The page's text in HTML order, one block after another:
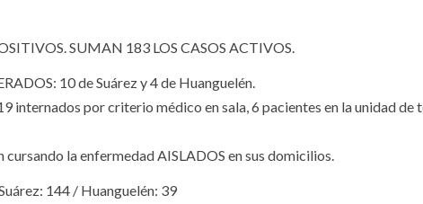
SUMAN 183 LOS CASOS ACTIVOS.
10 de Suárez y 4 de Huanguelén.
internados por criterio médico en sala, 6 pacientes en la unidad de
cursando la enfermedad AISLADOS en sus domicilios.
144 / Huanguelén: 39